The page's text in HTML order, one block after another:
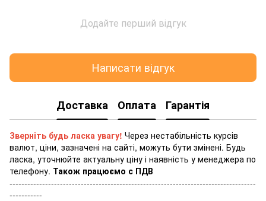
Додайте перший відгук
Написати відгук
Доставка Оплата Гарантія
Зверніть будь ласка увагу! Через нестабільність курсів
валют, ціни, зазначені на сайті, можуть бути змінені. Будь
ласка, уточнюйте актуальну ціну і наявність у менеджера по
телефону. Також працюємо с ПДВ
-----------------------------------------------------------------------------------
-----------